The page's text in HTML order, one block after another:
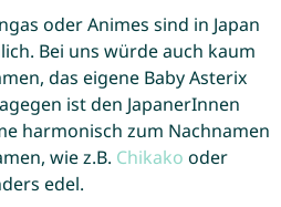
oder Animes sind in Japan
Bei uns würde auch kaum
das eigene Baby Asterix
ist den JapanerInnen
harmonisch zum Nachnamen
wie z.B. Chikako oder
edel.